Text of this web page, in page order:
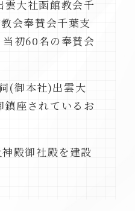
大社函館教会千
会奉賛会千葉支
初60名の奉賛会
(御本社)出雲大
座されているお
殿御社殿を建設